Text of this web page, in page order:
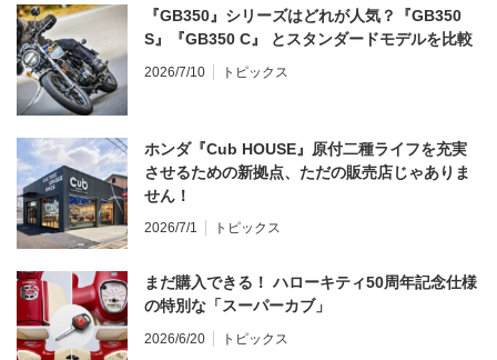
『GB350』シリーズはどれが人気？『GB350
S』『GB350 C』 とスタンダードモデルを比較
2026/7/10 トピックス
ホンダ『Cub HOUSE』原付二種ライフを充実
させるための新拠点、ただの販売店じゃありま
せん！
2026/7/1 トピックス
まだ購入できる！ ハローキティ50周年記念仕様
の特別な「スーパーカブ」
2026/6/20 トピックス